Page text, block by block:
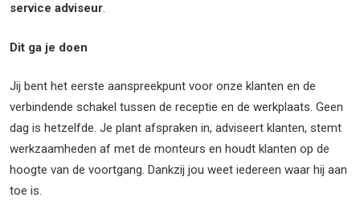
service adviseur.
Dit ga je doen
Jij bent het eerste aanspreekpunt voor onze klanten en de
verbindende schakel tussen de receptie en de werkplaats. Geen
dag is hetzelfde. Je plant afspraken in, adviseert klanten, stemt
werkzaamheden af met de monteurs en houdt klanten op de
hoogte van de voortgang. Dankzij jou weet iedereen waar hij aan
toe is.